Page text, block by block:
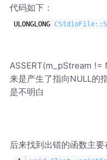
代码如下：
ULONGLONG
ASSERT(m_pStream !=
来是产生了指向NULL的
是不明白
后来找到出错的函数主